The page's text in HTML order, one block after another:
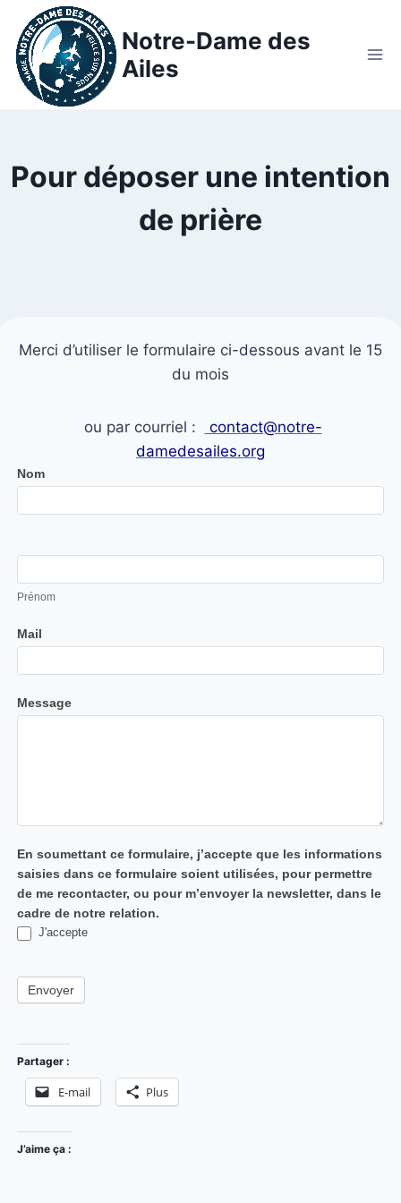
Notre-Dame des
Ailes
Pour déposer une intention
de prière
Merci d’utiliser le formulaire ci-dessous avant le 15
du mois
ou par courriel :
contact@notre-
damedesailes.org
N
o
t
t
Nom
Prénom
Mail
Message
En soumettant ce formulaire, j’accepte que les informations
saisies dans ce formulaire soient utilisées, pour permettre
de me recontacter, ou pour m’envoyer la newsletter, dans le
cadre de notre relation.
J'accepte
Envoyer
Partager :
E-mail Plus
J’aime ça :